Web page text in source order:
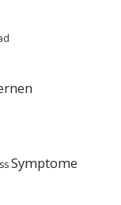
Symptome